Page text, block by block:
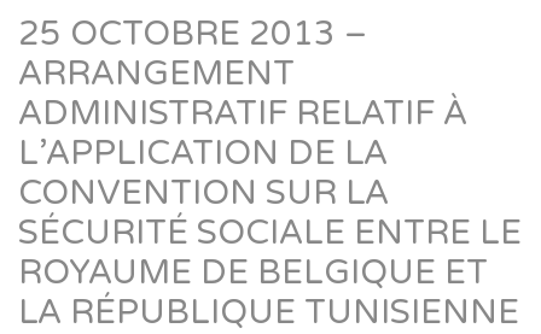
25 OCTOBRE 2013 –
ARRANGEMENT
ADMINISTRATIF RELATIF À
L’APPLICATION DE LA
CONVENTION SUR LA
SÉCURITÉ SOCIALE ENTRE LE
ROYAUME DE BELGIQUE ET
LA RÉPUBLIQUE TUNISIENNE